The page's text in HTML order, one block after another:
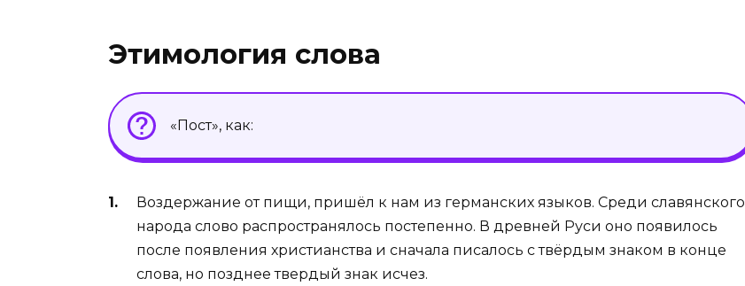
Этимология слова
«Пост», как:
Воздержание от пищи, пришёл к нам из германских языков. Среди славянского
народа слово распространялось постепенно. В древней Руси оно появилось
после появления христианства и сначала писалось с твёрдым знаком в конце
слова, но позднее твердый знак исчез.